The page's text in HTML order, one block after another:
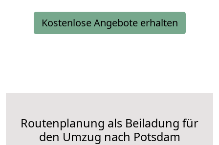
Kostenlose Angebote erhalten
Routenplanung als Beiladung für
den Umzug nach Potsdam